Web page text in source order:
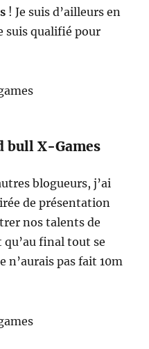
! Je suis d’ailleurs en
suis qualifié pour
bull X-Games
blogueurs, j’ai
de présentation
nos talents de
final tout se
n’aurais pas fait 10m